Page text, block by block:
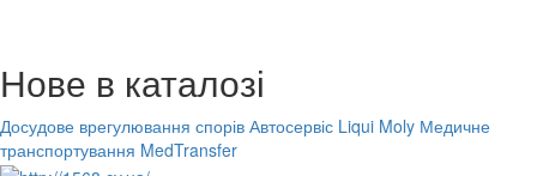
Нове в каталозі
Досудове врегулювання спорів Автосервіс Liqui Moly Медичне
транспортування MedTransfer